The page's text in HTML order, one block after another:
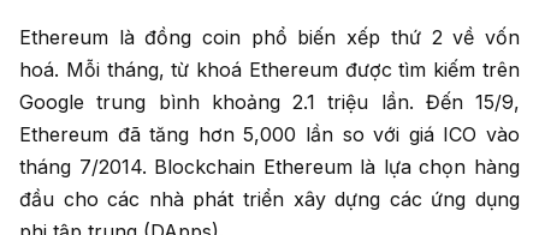
Ethereum là đồng coin phổ biến xếp thứ 2 về vốn
hoá. Mỗi tháng, từ khoá Ethereum được tìm kiếm trên
Google trung bình khoảng 2.1 triệu lần. Đến 15/9,
Ethereum đã tăng hơn 5,000 lần so với giá ICO vào
tháng 7/2014. Blockchain Ethereum là lựa chọn hàng
đầu cho các nhà phát triển xây dựng các ứng dụng